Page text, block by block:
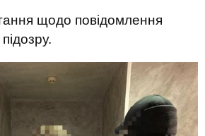
щодо повідомлення